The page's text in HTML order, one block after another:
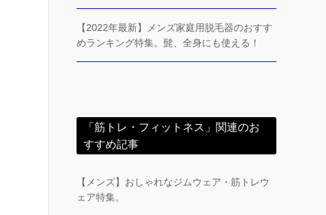
【2022年最新】メンズ家庭用脱毛器のおすす
めランキング特集。髭、全身にも使える！
「筋トレ・フィットネス」関連のお
すすめ記事
【メンズ】おしゃれなジムウェア・筋トレウ
ェア特集。